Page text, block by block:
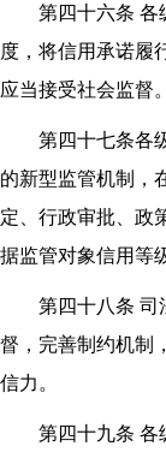
第四十六条 各级
度，将信用承诺履
应当接受社会监督。
第四十七条各级
的新型监管机制，
定、行政审批、政
据监管对象信用等
第四十八条 司法
督，完善制约机制
信力。
第四十九条 各级